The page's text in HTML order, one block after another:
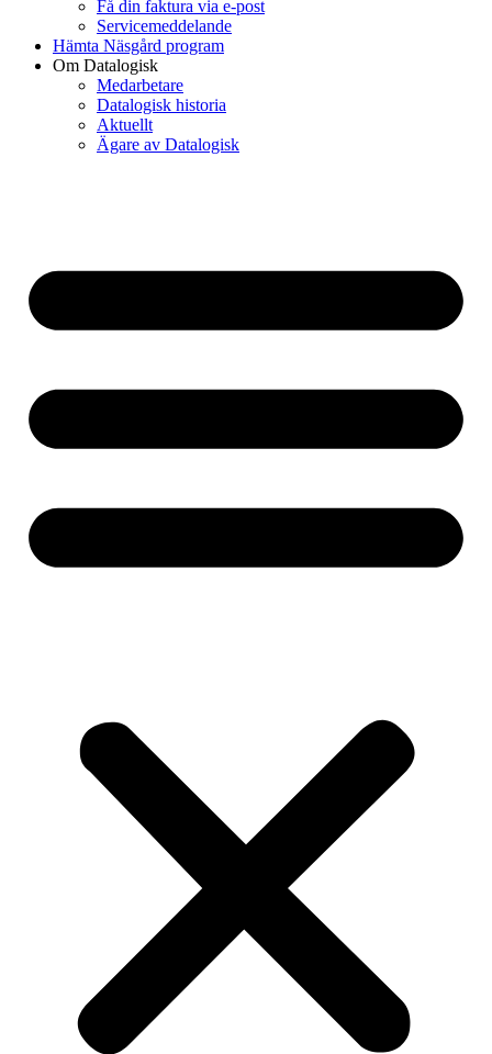
Få din faktura via e-post
Servicemeddelande
Hämta Näsgård program
Om Datalogisk
Medarbetare
Datalogisk historia
Aktuellt
Ägare av Datalogisk